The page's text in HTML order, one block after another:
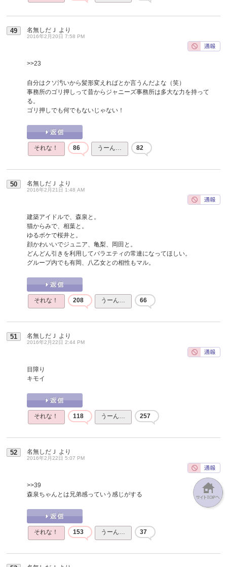
49 名無しだＪ より
2016年2月20日 7:58 PM
>>23
自分はクソ汚いから髪形変えればとか言うんだよな（笑）
事務所のゴリ押しって昔からジャニーズ事務所は多大な力を持って
る。
ゴリ押しでも何でもないじゃない！
それな！ 86 うーん… 82
50 名無しだＪ より
2016年2月21日 1:48 AM
建築アイドルで、森泉と。
猫からみで、相葉と。
ゆるボケで桜井と。
顔かわいいでジュニア、亀梨、岡田と。
どんどん引きを利用してバラエティの常連になってほしい。
グループ内でも有岡、八乙女との相性もマル。
それな！ 208 うーん… 66
51 名無しだＪ より
2016年2月22日 2:44 PM
目障り
キモイ
それな！ 118 うーん… 257
52 名無しだＪ より
2016年2月22日 5:07 PM
>>39
森泉ちゃんとは兄弟感っていう感じがする
それな！ 153 うーん… 37